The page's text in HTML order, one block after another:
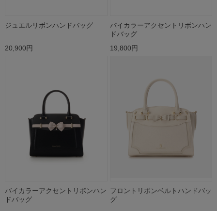
ジュエルリボンハンドバッグ
20,900円
バイカラーアクセントリボンハン
ドバッグ
19,800円
バイカラーアクセントリボンハン
ドバッグ
フロントリボンベルトハンドバッ
グ